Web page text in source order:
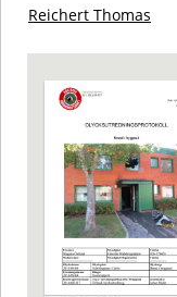
Reichert Thomas